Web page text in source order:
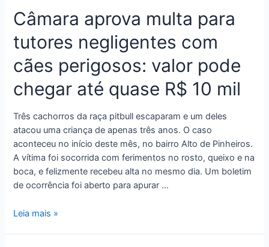
Câmara aprova multa para
tutores negligentes com
cães perigosos: valor pode
chegar até quase R$ 10 mil
Três cachorros da raça pitbull escaparam e um deles
atacou uma criança de apenas três anos. O caso
aconteceu no início deste mês, no bairro Alto de Pinheiros.
A vítima foi socorrida com ferimentos no rosto, queixo e na
boca, e felizmente recebeu alta no mesmo dia. Um boletim
de ocorrência foi aberto para apurar …
Leia mais »